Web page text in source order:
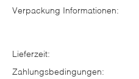
Verpackung Informationen:
Lieferzeit:
Zahlungsbedingungen: